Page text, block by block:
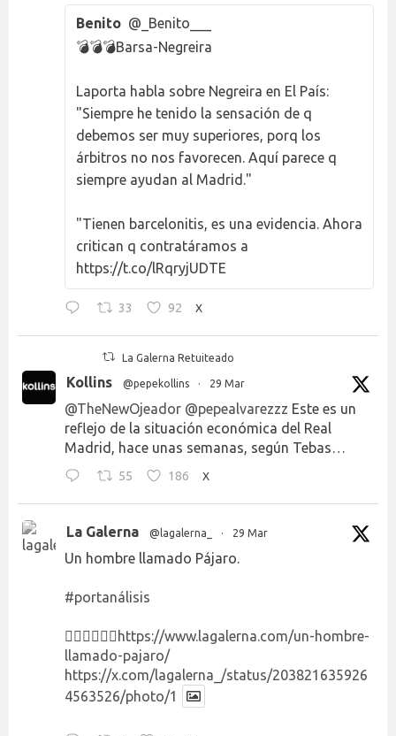
Benito @_Benito___
💣💣💣Barsa-Negreira
Laporta habla sobre Negreira en El País:
"Siempre he tenido la sensación de q
debemos ser muy superiores, porq los
árbitros no nos favorecen. Aquí parece q
siempre ayudan al Madrid."
"Tienen barcelonitis, es una evidencia. Ahora
critican q contratáramos a
https://t.co/lRqryjUDTE
33 92 X
La Galerna Retuiteado
Kollins @pepekollins · 29 Mar
@TheNewOjeador @pepealvarezzz Este es un
reflejo de la situación económica del Real
Madrid, hace unas semanas, según Tebas…
55 186 X
La Galerna @lagalerna_ · 29 Mar
Un hombre llamado Pájaro.
#portanálisis
👉🏻👉🏻👉🏻 https://www.lagalerna.com/un-hombre-
llamado-pajaro/
https://x.com/lagalerna_/status/203821635926
4563526/photo/1